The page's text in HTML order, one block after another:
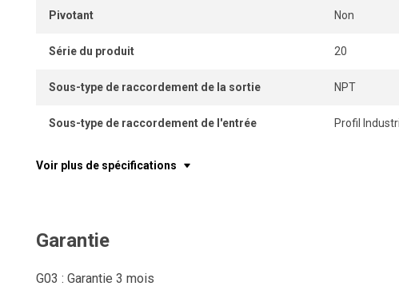
Pivotant Non
Série du produit 20
Sous-type de raccordement de la sortie NPT
Sous-type de raccordement de l'entrée Profil
Voir plus de spécifications
Garantie
G03 : Garantie 3 mois